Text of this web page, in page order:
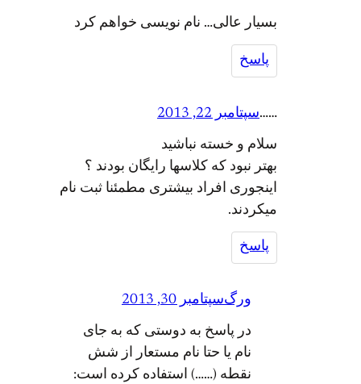
بسیار عالی… نام نویسی خواهم کرد
پاسخ
……سپتامبر 22, 2013
سلام و خسته نباشید
بهتر نبود که کلاسها رایگان بودند ؟
اینجوری افراد بیشتری مطمئنا ثبت نام
میکردند.
پاسخ
ورگسپتامبر 30, 2013
در پاسخ به دوستی که به جای
نام یا حتا نام مستعار از شش
نقطه (……) استفاده کرده است: